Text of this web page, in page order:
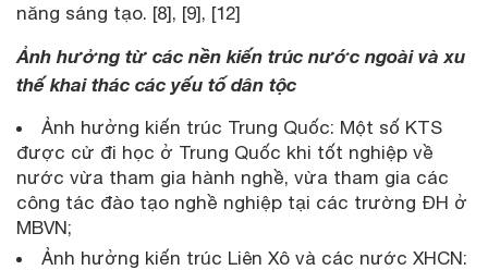
năng sáng tạo. [8], [9], [12]
Ảnh hưởng từ các nền kiến trúc nước ngoài và xu
thế khai thác các yếu tố dân tộc
Ảnh hưởng kiến trúc Trung Quốc: Một số KTS
được cử đi học ở Trung Quốc khi tốt nghiệp về
nước vừa tham gia hành nghề, vừa tham gia các
công tác đào tạo nghề nghiệp tại các trường ĐH ở
MBVN;
Ảnh hưởng kiến trúc Liên Xô và các nước XHCN: